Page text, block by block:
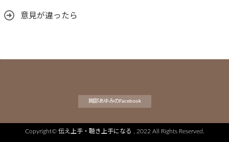
意見が違ったら
岡部あゆみのFacebook
Copyright© 伝え上手・聴き上手になる , 2022 All Rights Reserved.